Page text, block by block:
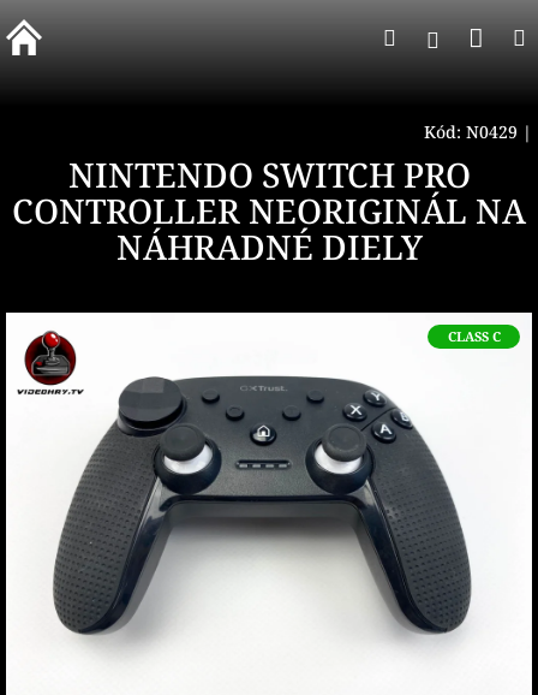
na
obsah
Hľadať
Kód: N0429 |
NINTENDO SWITCH PRO
CONTROLLER NEORIGINÁL NA
NÁHRADNÉ DIELY
CLASS C